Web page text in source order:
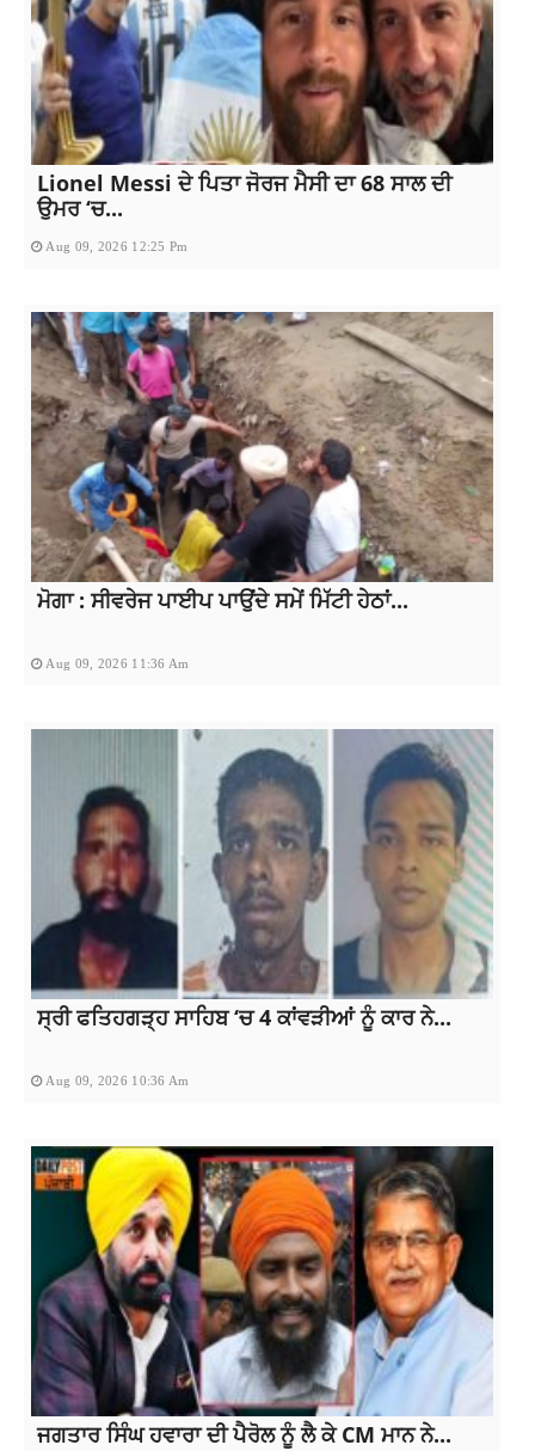
Lionel Messi ਦੇ ਪਿਤਾ ਜੋਰਜ ਮੈਸੀ ਦਾ 68 ਸਾਲ ਦੀ
ਉਮਰ ‘ਚ...
Aug 09, 2026 12:25 Pm
ਮੋਗਾ : ਸੀਵਰੇਜ ਪਾਈਪ ਪਾਉਂਦੇ ਸਮੇਂ ਮਿੱਟੀ ਹੇਠਾਂ...
Aug 09, 2026 11:36 Am
ਸ੍ਰੀ ਫਤਿਹਗੜ੍ਹ ਸਾਹਿਬ ‘ਚ 4 ਕਾਂਵੜੀਆਂ ਨੂੰ ਕਾਰ ਨੇ...
Aug 09, 2026 10:36 Am
ਜਗਤਾਰ ਸਿੰਘ ਹਵਾਰਾ ਦੀ ਪੈਰੋਲ ਨੂੰ ਲੈ ਕੇ CM ਮਾਨ ਨੇ...